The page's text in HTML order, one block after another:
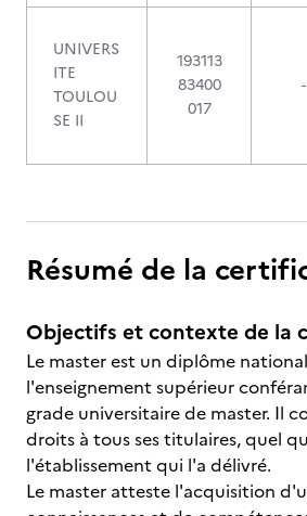
UNIVERS
ITE
TOULOU
SE II
193113
83400
017
-
Résumé de la
Objectifs et contexte de la
Le master est un diplôme
l'enseignement supérieur
grade universitaire de master. Il
droits à tous ses titulaires, quel
l'établissement qui l'a délivré.
Le master atteste l'acquisition